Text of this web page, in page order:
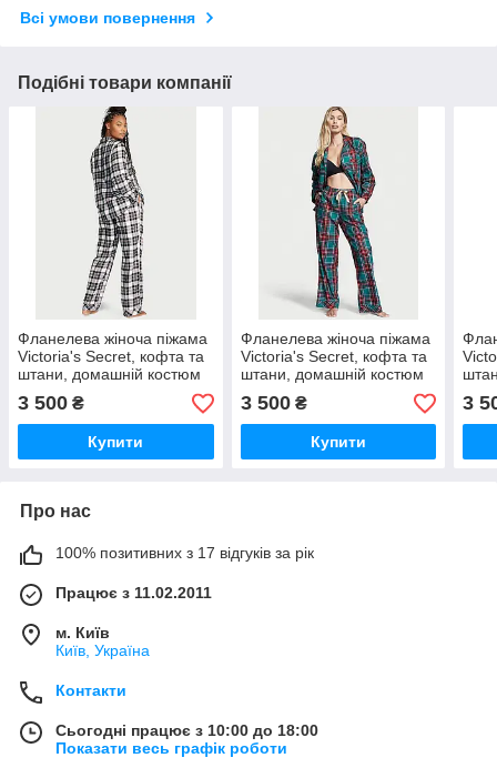
Всі умови повернення
Подібні товари компанії
Фланелева жіноча піжама
Victoria's Secret, кофта та
штани, домашній костюм
чорна карта Розмір L
3 500 ₴
Купити
Фланелева жіноча піжама
Victoria's Secret, кофта та
штани, домашній костюм
зелена карта Розмір XS
3 500₴
Купити
3
Про нас
100% позитивних з 17 відгуків за рік
Працює з 11.02.2011
м. Київ
Київ, Україна
Контакти
Сьогодні працює з 10:00 до 18:00
Показати весь графік роботи